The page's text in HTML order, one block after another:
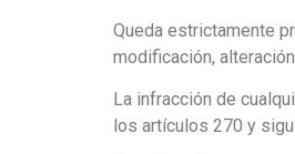
Queda estrictamente
modificación,
La infracción de
los artículos 270 y